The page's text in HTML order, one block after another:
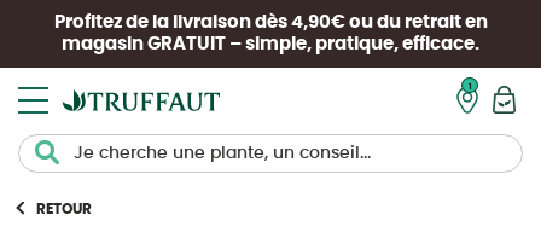
Profitez de la livraison dès 4,90€ ou du retrait en
magasin GRATUIT – simple, pratique, efficace.
RETOUR